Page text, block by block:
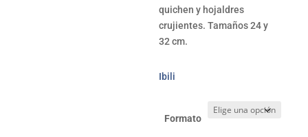
quichen y hojaldres
crujientes. Tamaños 24 y
32 cm.
Ibili
Formato